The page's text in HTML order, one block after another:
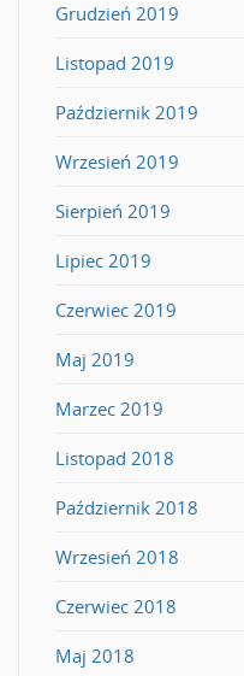
Grudzień 2019
Listopad 2019
Październik 2019
Wrzesień 2019
Sierpień 2019
Lipiec 2019
Czerwiec 2019
Maj 2019
Marzec 2019
Listopad 2018
Październik 2018
Wrzesień 2018
Czerwiec 2018
Maj 2018